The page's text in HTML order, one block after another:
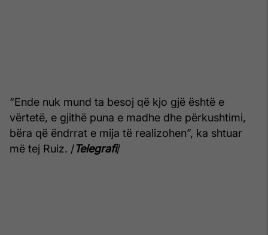
“Ende nuk mund ta besoj që kjo gjë është e
vërtetë, e gjithë puna e madhe dhe përkushtimi,
bëra që ëndrrat e mija të realizohen”, ka shtuar
më tej Ruiz. /Telegrafi/